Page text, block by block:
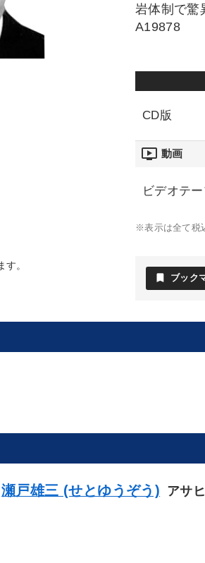
。
岩体制で驚
A19878
CD版
ondemand_video 動画
ビデオテ
※表示は全て税
bookmark ブック
瀬戸雄三 (せとゆうぞう) アサ